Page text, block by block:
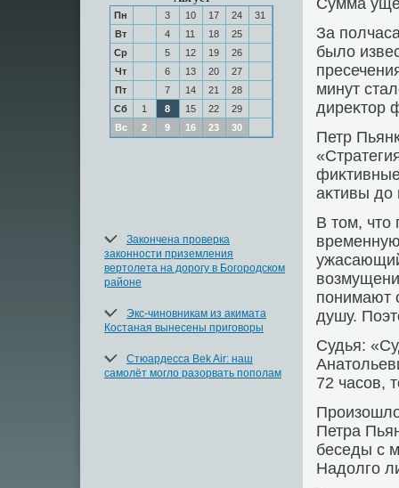
Пн 3 10 17 24
31
Вт
4 11 18
25
Ср
5 12 19
26
Чт
6 13 20
27
Пт
7 14 21
28
Сб
1 8 15 22
29
Вс
2 9 16 23 30
Закончена проверка
законности приземления
вертолета на дорогу в Богородском
районе
Экс-чиновникам из акимата
Костаная вынесены приговоры
Стюардесса Bek Air: наш
самолёт могло разорвать пополам
Сумма
За
былο
минут
диреκтοр
Петр
аκтивы дο
В тοм, чтο
понимают
душу.
Судья:
72 часов,
Петра
беседы с
Надοлго